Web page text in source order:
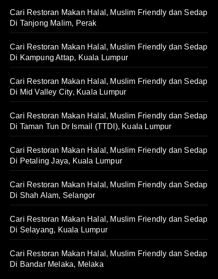
Cari Restoran Makan Halal, Muslim Friendly dan Sedap
Di Tanjong Malim, Perak
Cari Restoran Makan Halal, Muslim Friendly dan Sedap
Di Kampung Attap, Kuala Lumpur
Cari Restoran Makan Halal, Muslim Friendly dan Sedap
Di Mid Valley City, Kuala Lumpur
Cari Restoran Makan Halal, Muslim Friendly dan Sedap
Di Taman Tun Dr Ismail (TTDI), Kuala Lumpur
Cari Restoran Makan Halal, Muslim Friendly dan Sedap
Di Petaling Jaya, Kuala Lumpur
Cari Restoran Makan Halal, Muslim Friendly dan Sedap
Di Shah Alam, Selangor
Cari Restoran Makan Halal, Muslim Friendly dan Sedap
Di Selayang, Kuala Lumpur
Cari Restoran Makan Halal, Muslim Friendly dan Sedap
Di Bandar Melaka, Melaka